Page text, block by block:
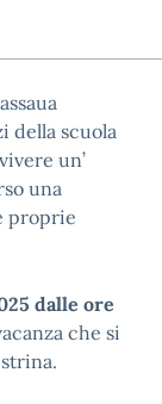
della scuola
un’
una
proprie
dalle ore
che si